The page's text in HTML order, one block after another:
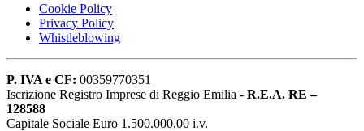
Cookie Policy
Privacy Policy
Whistleblowing
P. IVA e CF: 00359770351
Iscrizione Registro Imprese di Reggio Emilia - R.E.A. RE –
128588
Capitale Sociale Euro 1.500.000,00 i.v.